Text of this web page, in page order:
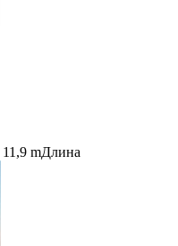
11,9 mДлина